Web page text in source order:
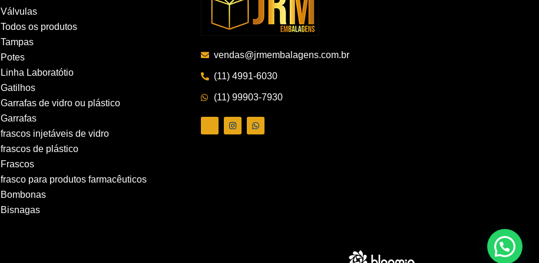
Válvulas
Todos os produtos
Tampas
Potes
Linha Laboratótio
Gatilhos
Garrafas de vidro ou plástico
Garrafas
frascos injetáveis de vidro
frascos de plástico
Frascos
frasco para produtos farmacêuticos
Bombonas
Bisnagas
vendas@jrmembalagens.com.br
(11) 4991-6030
(11) 99903-7930